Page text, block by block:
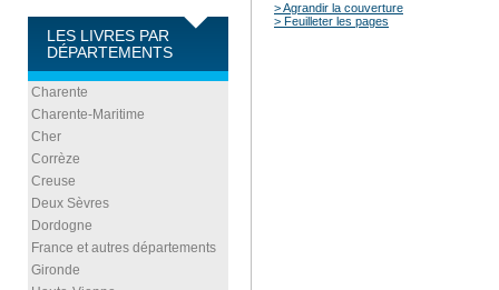
LES LIVRES PAR
DÉPARTEMENTS
Charente
Charente-Maritime
Cher
Corrèze
Creuse
Deux Sèvres
Dordogne
France et autres départements
Gironde
> Agrandir la couverture
> Feuilleter les pages